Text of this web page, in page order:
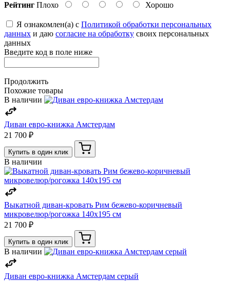
Рейтинг Плохо Хорошо
Я ознакомлен(а) с Политикой обработки персональных
данных и даю согласие на обработку своих персональных
данных
Введите код в поле ниже
Продолжить
Похожие товары
В наличии
Диван евро-книжка Амстердам
21 700 ₽
Купить в один клик
В наличии
Выкатной диван-кровать Рим бежево-коричневый
микровелюр/рогожка 140х195 см
21 700 ₽
Купить в один клик
В наличии
Диван евро-книжка Амстердам серый